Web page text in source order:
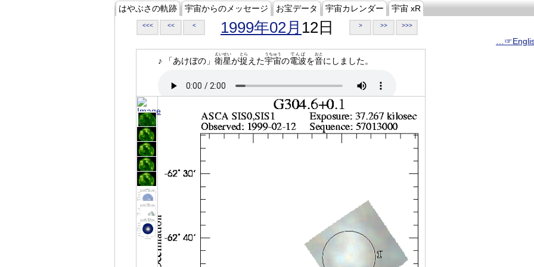
はやぶさの軌跡 宇宙からのメッセージ お宝データ 宇宙カレンダー 宇宙 xR
<<< << < 1999年02月 12日 > >> >>>
♪ 「あけぼの」 衛星
えいせい
が捉
とら
えた宇宙
うちゅう
の電波
でんぱ
を音
おと
にしました。